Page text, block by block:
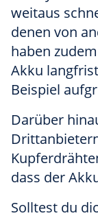
weitaus
denen von
haben
Akku
Beispiel
Darüber
dass der
Solltest du